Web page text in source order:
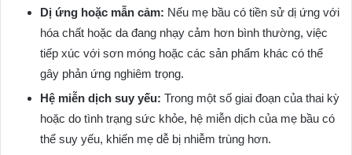
Dị ứng hoặc mẫn cảm: Nếu mẹ bầu có tiền sử dị ứng với
hóa chất hoặc da đang nhạy cảm hơn bình thường, việc
tiếp xúc với sơn móng hoặc các sản phẩm khác có thể
gây phản ứng nghiêm trọng.
Hệ miễn dịch suy yếu: Trong một số giai đoạn của thai kỳ
hoặc do tình trạng sức khỏe, hệ miễn dịch của mẹ bầu có
thể suy yếu, khiến mẹ dễ bị nhiễm trùng hơn.